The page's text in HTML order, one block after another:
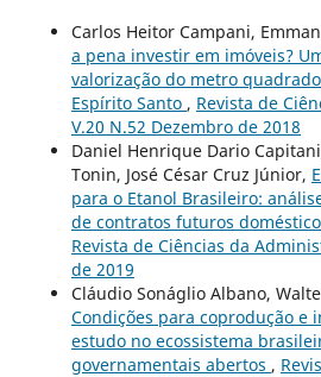
Carlos Heitor Campani,
a pena investir em imóveis?
valorização do metro
Espírito Santo , Revista de
V.20 N.52 Dezembro de 2018
Daniel Henrique Dario
Tonin, José César Cruz Júnior,
para o Etanol Brasileiro:
de contratos futuros
Revista de Ciências da
de 2019
Cláudio Sonáglio Albano,
Condições para coprodução e
estudo no ecossistema
governamentais abertos ,